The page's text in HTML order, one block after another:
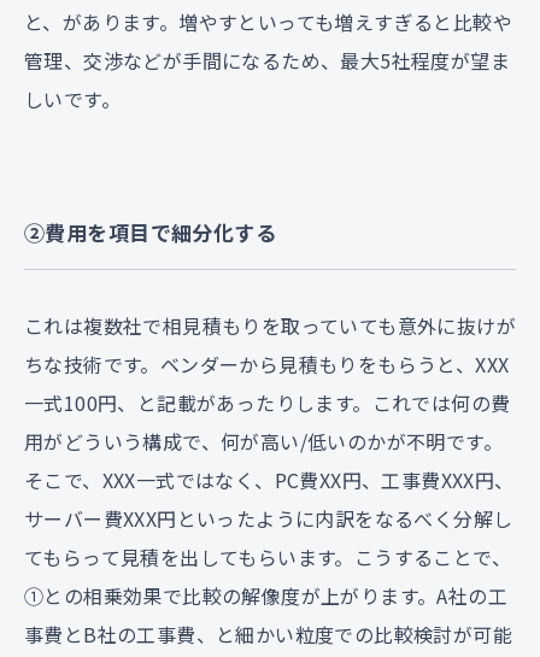
と、があります。増やすといっても増えすぎると比較や
管理、交渉などが手間になるため、最大5社程度が望ま
しいです。
②費用を項目で細分化する
これは複数社で相見積もりを取っていても意外に抜けが
ちな技術です。ベンダーから見積もりをもらうと、XXX
一式100円、と記載があったりします。これでは何の費
用がどういう構成で、何が高い/低いのかが不明です。
そこで、XXX一式ではなく、PC費XX円、工事費XXX円、
サーバー費XXX円といったように内訳をなるべく分解し
てもらって見積を出してもらいます。こうすることで、
①との相乗効果で比較の解像度が上がります。A社の工
事費とB社の工事費、と細かい粒度での比較検討が可能